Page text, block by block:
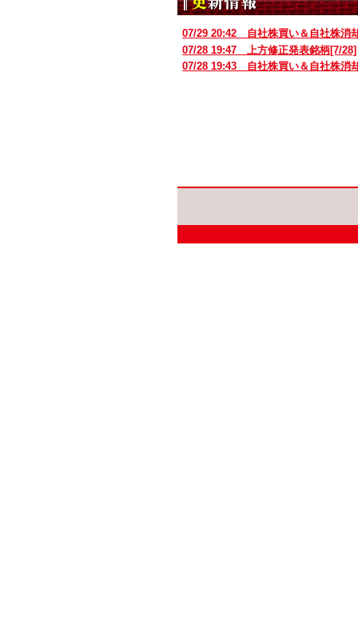
07/29 20:42 自社株買い＆自社株消
07/28 19:47 上方修正発表銘柄[7/28]
07/28 19:43 自社株買い＆自社株消